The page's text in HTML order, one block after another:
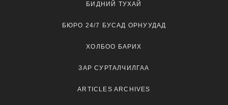
БИДНИЙ ТУХАЙ
БЮРО 24/7 БУСАД ОРНУУДАД
ХОЛБОО БАРИХ
ЗАР СУРТАЛЧИЛГАА
ARTICLES ARCHIVES